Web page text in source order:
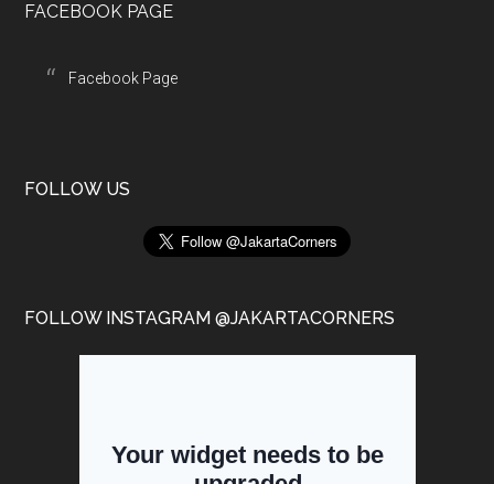
FACEBOOK PAGE
Facebook Page
FOLLOW US
FOLLOW INSTAGRAM @JAKARTACORNERS